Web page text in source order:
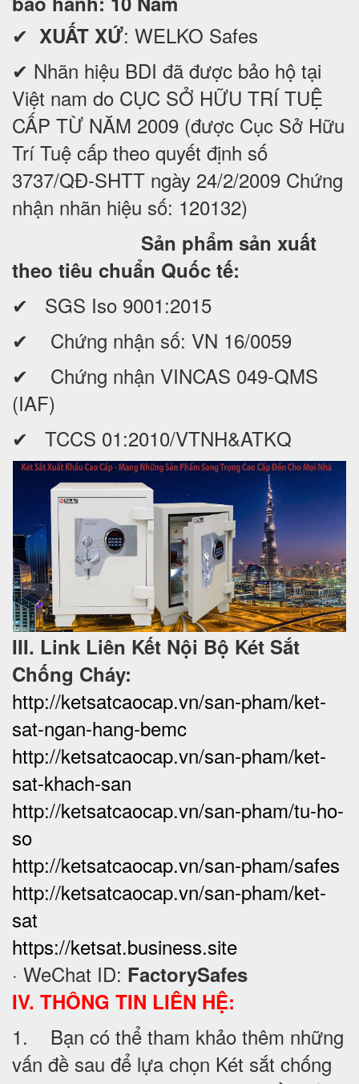
✔ XUẤT XỨ: WELKO Safes
✔ Nhãn hiệu BDI đã được bảo hộ tại
Việt nam do CỤC SỞ HỮU TRÍ TUỆ
CẤP TỪ NĂM 2009 (được Cục Sở Hữu
Trí Tuệ cấp theo quyết định số
3737/QĐ-SHTT ngày 24/2/2009 Chứng
nhận nhãn hiệu số: 120132)
Sản phẩm sản xuất
theo tiêu chuẩn Quốc tế:
✔ SGS Iso 9001:2015
✔ Chứng nhận số: VN 16/0059
✔ Chứng nhận VINCAS 049-QMS
(IAF)
✔ TCCS 01:2010/VTNH&ATKQ
III. Link Liên Kết Nội Bộ Két Sắt
Chống Cháy:
http://ketsatcaocap.vn/san-pham/ket-
sat-ngan-hang-bemc
http://ketsatcaocap.vn/san-pham/ket-
sat-khach-san
http://ketsatcaocap.vn/san-pham/tu-ho-
so
http://ketsatcaocap.vn/san-pham/safes
http://ketsatcaocap.vn/san-pham/ket-
sat
https://ketsat.business.site
· WeChat ID: FactorySafes
IV. THÔNG TIN LIÊN HỆ:
1. Bạn có thể tham khảo thêm những
vấn đề sau để lựa chọn Két sắt chống